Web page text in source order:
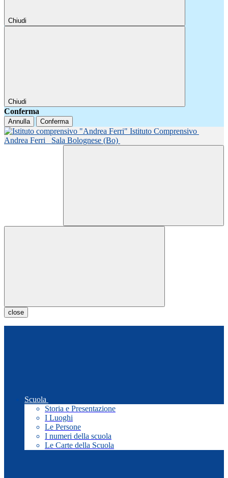
Chiudi
Chiudi
Conferma
Annulla Conferma
Istituto Comprensivo
Andrea Ferri
Sala Bolognese (Bo)
close
Scuola
Storia e Presentazione
I Luoghi
Le Persone
I numeri della scuola
Le Carte della Scuola